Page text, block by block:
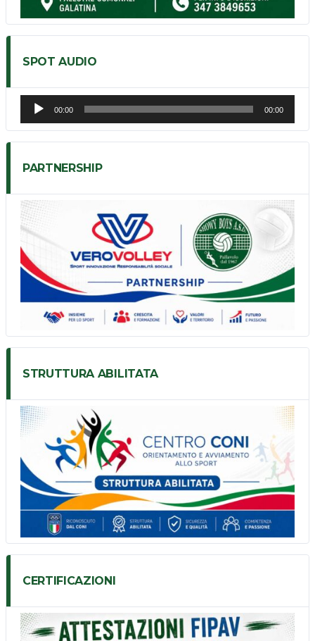
SPOT AUDIO
Audio
Player
00:00 00:00
PARTNERSHIP
STRUTTURA ABILITATA
CERTIFICAZIONI